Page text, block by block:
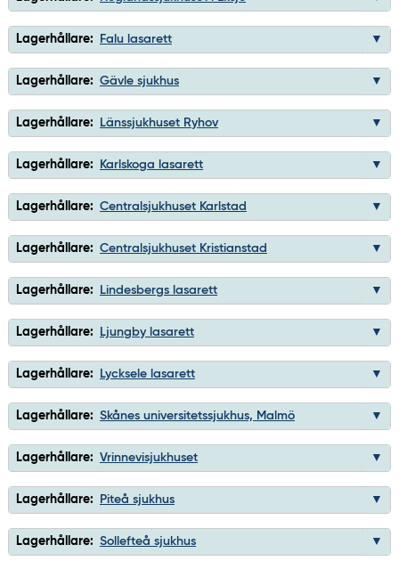
Lagerhållare: Falu lasarett
Lagerhållare: Gävle sjukhus
Lagerhållare: Länssjukhuset Ryhov
Lagerhållare: Karlskoga lasarett
Lagerhållare: Centralsjukhuset Karlstad
Lagerhållare: Centralsjukhuset Kristianstad
Lagerhållare: Lindesbergs lasarett
Lagerhållare: Ljungby lasarett
Lagerhållare: Lycksele lasarett
Lagerhållare: Skånes universitetssjukhus, Malmö
Lagerhållare: Vrinnevisjukhuset
Lagerhållare: Piteå sjukhus
Lagerhållare: Sollefteå sjukhus